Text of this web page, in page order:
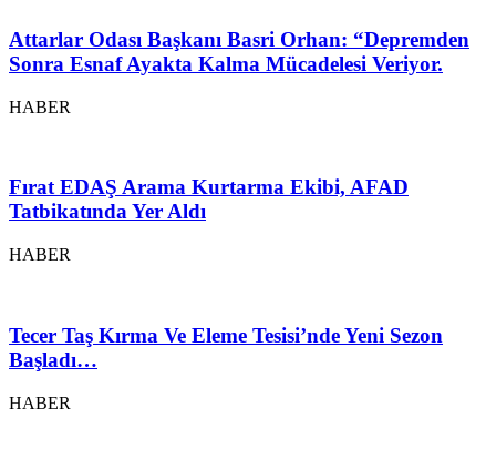
Attarlar Odası Başkanı Basri Orhan: “Depremden
Sonra Esnaf Ayakta Kalma Mücadelesi Veriyor.
HABER
Fırat EDAŞ Arama Kurtarma Ekibi, AFAD
Tatbikatında Yer Aldı
HABER
Tecer Taş Kırma Ve Eleme Tesisi’nde Yeni Sezon
Başladı…
HABER